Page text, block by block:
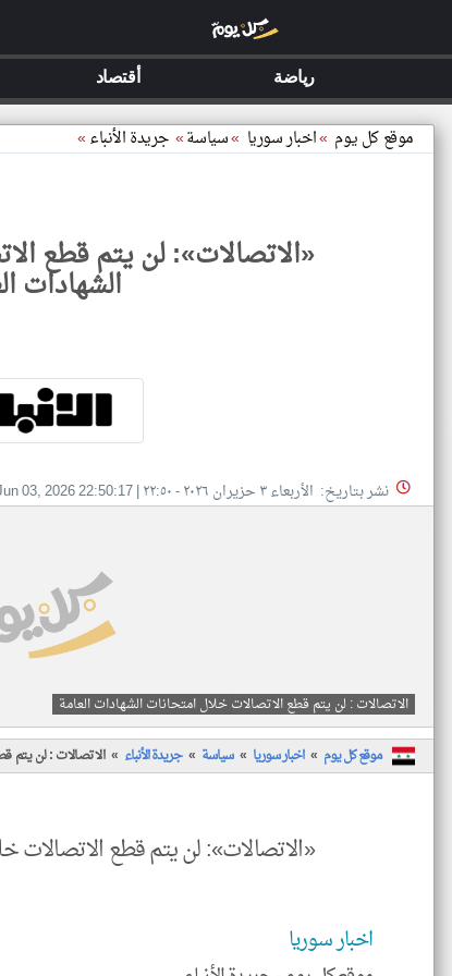
موقع كل يوم »اخبار سوريا »سياسة» جريدة الأنباء»
«الاتصالات»: لن يتم قطع
الشهادات
نشر بتاريخ: الأربعاء ٣ حزيران ٢٠٢٦ - ٢٢:٥٠ |
03, 2026 22:50:17
الاتصالات : لن يتم قطع الاتصالات خلال امتحانات الشهادات العامة
موقع كل يوم اخبار سوريا سياسة جريدة الأنباء الاتصالات : لن يتم
«الاتصالات»: لن يتم قطع الاتصالات
اخبار سوريا
رياضة أقتصاد